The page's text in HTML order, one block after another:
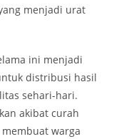
menjadi urat
ini menjadi
distribusi hasil
sehari-hari.
akibat curah
warga